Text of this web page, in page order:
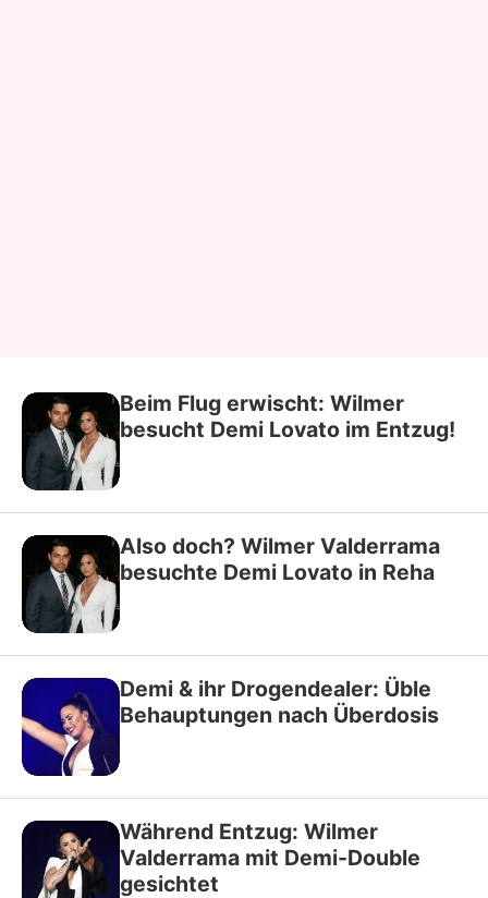
Beim Flug erwischt: Wilmer
besucht Demi Lovato im Entzug!
Also doch? Wilmer Valderrama
besuchte Demi Lovato in Reha
Demi & ihr Drogendealer: Üble
Behauptungen nach Überdosis
Während Entzug: Wilmer
Valderrama mit Demi-Double
gesichtet